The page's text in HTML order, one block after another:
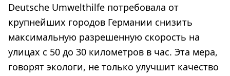
Deutsche Umwelthilfe потребовала от
крупнейших городов Германии снизить
максимальную разрешенную скорость на
улицах с 50 до 30 километров в час. Эта мера,
говорят экологи, не только улучшит качество